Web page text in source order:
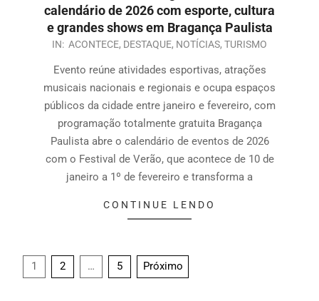
calendário de 2026 com esporte, cultura
e grandes shows em Bragança Paulista
IN: ACONTECE, DESTAQUE, NOTÍCIAS, TURISMO
Evento reúne atividades esportivas, atrações
musicais nacionais e regionais e ocupa espaços
públicos da cidade entre janeiro e fevereiro, com
programação totalmente gratuita Bragança
Paulista abre o calendário de eventos de 2026
com o Festival de Verão, que acontece de 10 de
janeiro a 1º de fevereiro e transforma a
CONTINUE LENDO
1 2 … 5 Próximo